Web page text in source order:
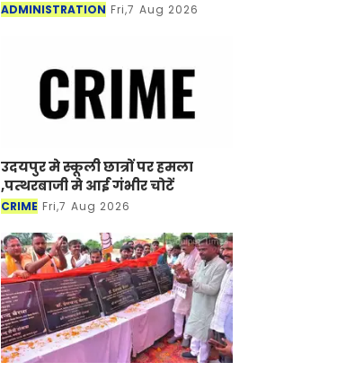
ADMINISTRATION Fri,7 Aug 2026
उदयपुर मे स्कूली छात्रों पर हमला
,पत्थरबाजी मे आई गंभीर चोटें
CRIME Fri,7 Aug 2026